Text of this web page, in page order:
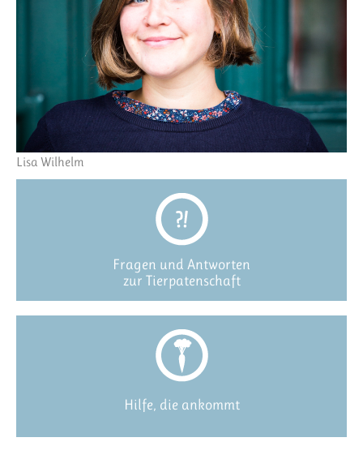
Lisa Wilhelm
Fragen und Antworten
zur Tierpatenschaft
Hilfe, die ankommt